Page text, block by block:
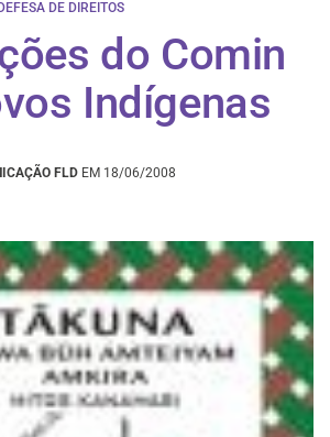
DE DIREITOS
do Comin
Indígenas
FLD EM 18/06/2008